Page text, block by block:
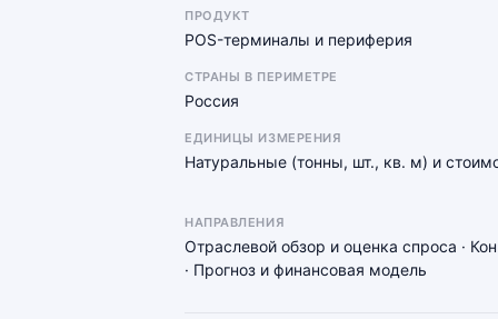
ПРОДУКТ
POS-терминалы и периферия
СТРАНЫ В ПЕРИМЕТРЕ
Россия
ЕДИНИЦЫ ИЗМЕРЕНИЯ
Натуральные (тонны, шт., кв. м) и
НАПРАВЛЕНИЯ
Отраслевой обзор и оценка спроса ·
· Прогноз и финансовая модель